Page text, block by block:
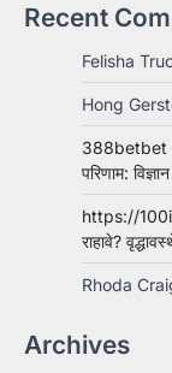
Recent
Felisha
Hong
388betbet
परिणाम:
https://
राहावे?
Rhoda
Archives